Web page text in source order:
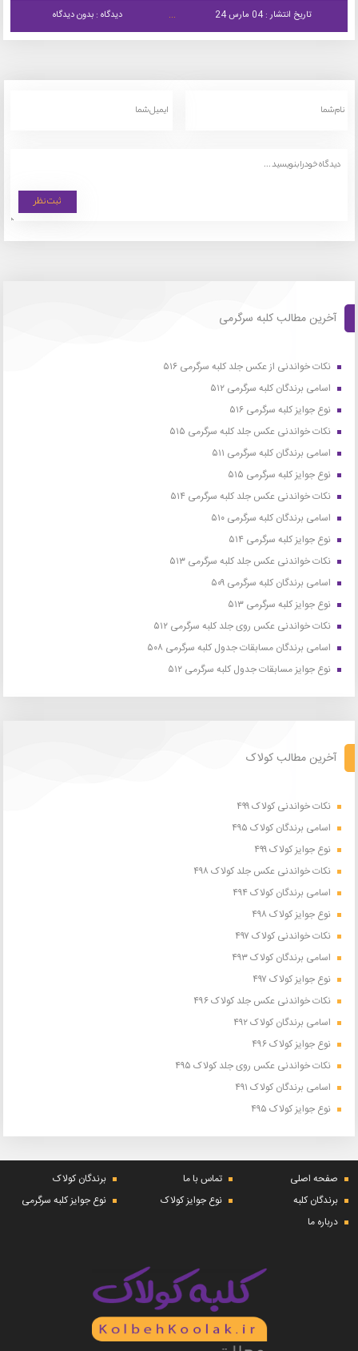
تاریخ انتشار : 04 مارس 24 دیدگاه : بدون دیدگاه
آخرین مطالب کلبه سرگرمی
نکات خواندنی از عکس جلد کلبه سرگرمی ۵۱۶
اسامی برندگان کلبه سرگرمی ۵۱۲
نوع جوایز کلبه سرگرمی ۵۱۶
نکات خواندنی عکس جلد کلبه سرگرمی ۵۱۵
اسامی برندگان کلبه سرگرمی ۵۱۱
نوع جوایز کلبه سرگرمی ۵۱۵
نکات خواندنی عکس جلد کلبه سرگرمی ۵۱۴
اسامی برندگان کلبه سرگرمی ۵۱۰
نوع جوایز کلبه سرگرمی ۵۱۴
نکات خواندنی عکس جلد کلبه سرگرمی ۵۱۳
اسامی برندگان کلبه سرگرمی ۵۰۹
نوع جوایز کلبه سرگرمی ۵۱۳
نکات خواندنی عکس روی جلد کلبه سرگرمی ۵۱۲
اسامی برندگان مسابقات جدول کلبه سرگرمی ۵۰۸
نوع جوایز مسابقات جدول کلبه سرگرمی ۵۱۲
آخرین مطالب کولاک
نکات خواندنی کولاک ۴۹۹
اسامی برندگان کولاک ۴۹۵
نوع جوایز کولاک ۴۹۹
نکات خواندنی عکس جلد کولاک ۴۹۸
اسامی برندگان کولاک ۴۹۴
نوع جوایز کولاک ۴۹۸
نکات خواندنی کولاک ۴۹۷
اسامی برندگان کولاک ۴۹۳
نوع جوایز کولاک ۴۹۷
نکات خواندنی عکس جلد کولاک ۴۹۶
اسامی برندگان کولاک ۴۹۲
نوع جوایز کولاک ۴۹۶
نکات خواندنی عکس روی جلد کولاک ۴۹۵
اسامی برندگان کولاک ۴۹۱
نوع جوایز کولاک ۴۹۵
صفحه اصلی تماس با ما
برندگان کولاک
برندگان کلبه
نوع جوایز کولاک
نوع جوایز کلبه سرگرمی
درباره ما